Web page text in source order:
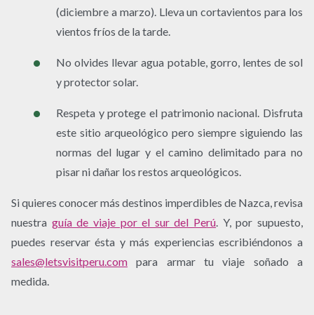
(diciembre a marzo). Lleva un cortavientos para los
vientos fríos de la tarde.
No olvides llevar agua potable, gorro, lentes de sol
y protector solar.
Respeta y protege el patrimonio nacional. Disfruta
este sitio arqueológico pero siempre siguiendo las
normas del lugar y el camino delimitado para no
pisar ni dañar los restos arqueológicos.
Si quieres conocer más destinos imperdibles de Nazca, revisa
nuestra guía de viaje por el sur del Perú. Y, por supuesto,
puedes reservar ésta y más experiencias escribiéndonos a
sales@letsvisitperu.com para armar tu viaje soñado a
medida.